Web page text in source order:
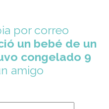
por correo
un bebé de un
congelado 9
amigo